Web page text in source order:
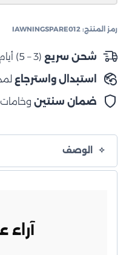
بعمود
رمز المنتج: IAWNINGSPARE012
شحن سريع (3 – 5) أيام عمل.
استبدال واسترجاع لمدة
ضمان سنتين وخامات
الوصف
آراء